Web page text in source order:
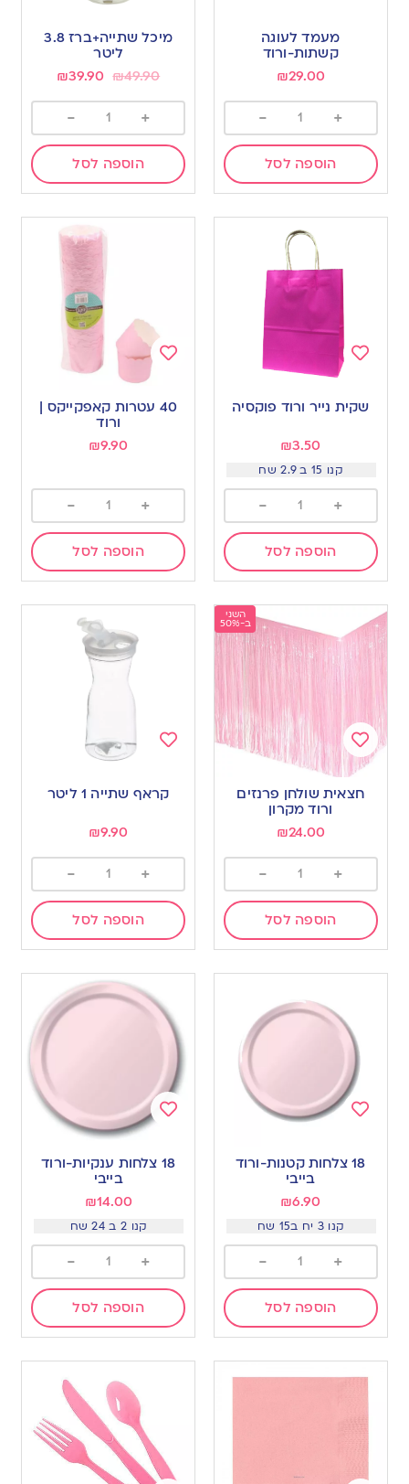
wishlist
מעמד לעוגה
קשתות-ורוד
₪29.00
+
-
הוספה לסל
מיכל שתייה+ברז 3.8
ליטר
₪49.90
₪39.90
+
-
הוספה לסל
to
wishlist
שקית נייר ורוד פוקסיה
₪3.50
קנו 15 ב 2.9 שח
+
-
הוספה לסל
to
wishlist
40 עטרות קאפקייקס |
ורוד
₪9.90
+
-
הוספה לסל
השני
ב-50%
Add
wishlist
חצאית שולחן פרנזים
ורוד מקרון
₪24.00
+
-
הוספה לסל
wishlist
קראף שתייה 1 ליטר
₪9.90
+
-
הוספה לסל
to
wishlist
18 צלחות קטנות-ורוד
בייבי
₪6.90
קנו 3 יח ב15 שח
+
-
הוספה לסל
to
wishlist
18 צלחות ענקיות-ורוד
בייבי
₪14.00
קנו 2 ב 24 שח
+
-
הוספה לסל